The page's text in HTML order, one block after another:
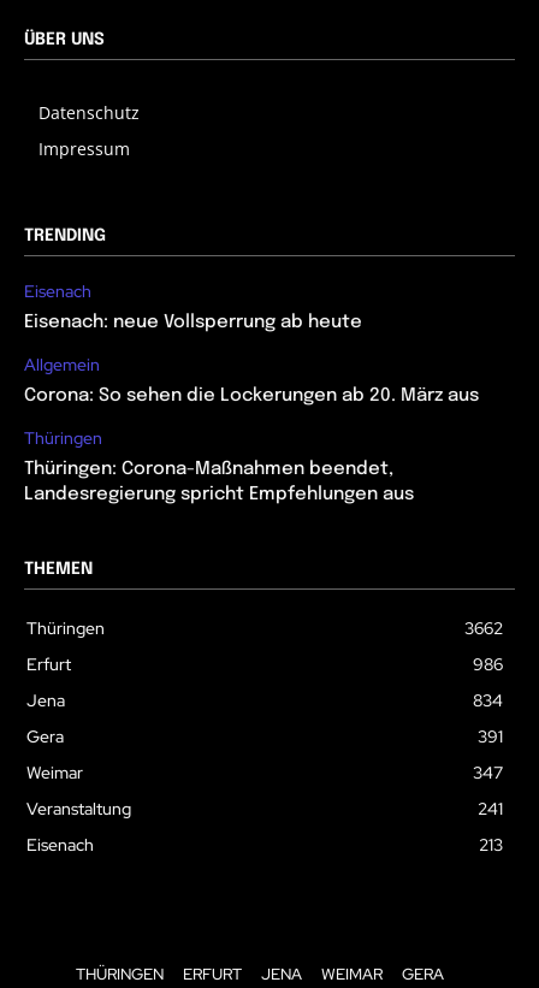
ÜBER UNS
Datenschutz
Impressum
TRENDING
Eisenach
Eisenach: neue Vollsperrung ab heute
Allgemein
Corona: So sehen die Lockerungen ab 20. März aus
Thüringen
Thüringen: Corona-Maßnahmen beendet,
Landesregierung spricht Empfehlungen aus
THEMEN
Thüringen
3662
Erfurt
986
Jena
834
Gera
391
Weimar
347
Veranstaltung
241
Eisenach
213
THÜRINGEN ERFURT JENA WEIMAR GERA